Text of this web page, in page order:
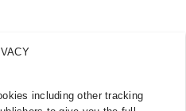
including other tracking